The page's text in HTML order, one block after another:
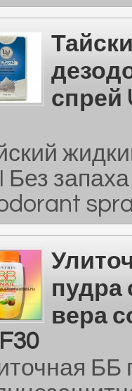
спрей
Без
пудра
вера
ББ